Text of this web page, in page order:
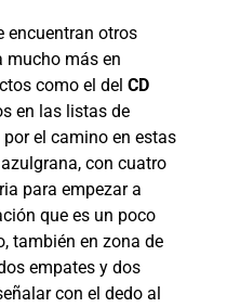
encuentran otros
mucho más en
como el del CD
en las listas de
el camino en estas
con cuatro
para empezar a
que es un poco
también en zona de
empates y dos
con el dedo al